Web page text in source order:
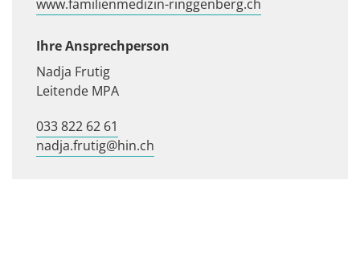
www.familienmedizin-ringgenberg.ch
Ihre Ansprechperson
Nadja Frutig
Leitende MPA
033 822 62 61
nadja.frutig@hin.ch